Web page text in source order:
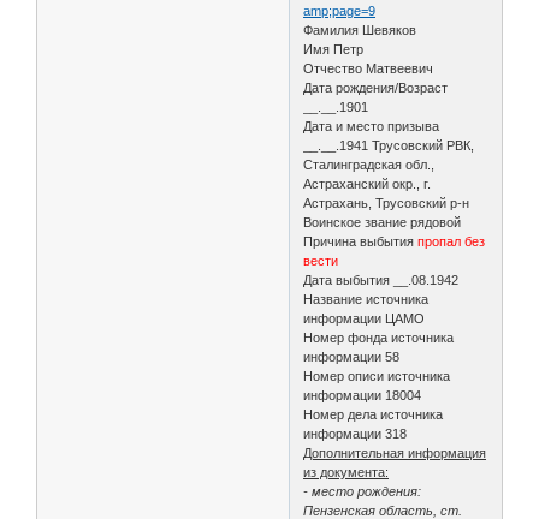
amp;page=9
Фамилия Шевяков
Имя Петр
Отчество Матвеевич
Дата рождения/Возраст
__.__.1901
Дата и место призыва
__.__.1941 Трусовский РВК,
Сталинградская обл.,
Астраханский окр., г.
Астрахань, Трусовский р-н
Воинское звание рядовой
Причина выбытияпропал без
вести
Дата выбытия __.08.1942
Название источника
информации ЦАМО
Номер фонда источника
информации 58
Номер описи источника
информации 18004
Номер дела источника
информации 318
Дополнительная информация
из документа:
- место рождения:
Пензенская область, ст.